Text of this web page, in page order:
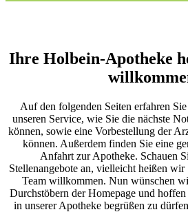
Ihre Holbein-Apotheke
Auf den folgenden Seiten erfahren
unseren Service, wie Sie die nächste
können, sowie eine Vorbestellung der
können. Außerdem finden Sie eine
Anfahrt zur Apotheke. Schauen
Stellenangebote an, vielleicht heißen wir
Team willkommen. Nun wünschen
Durchstöbern der Homepage und
in unserer Apotheke begrüßen zu